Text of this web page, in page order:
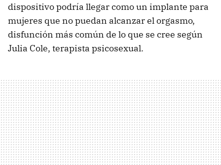
dispositivo podría llegar como un implante para
mujeres que no puedan alcanzar el orgasmo,
disfunción más común de lo que se cree según
Julia Cole, terapista psicosexual.